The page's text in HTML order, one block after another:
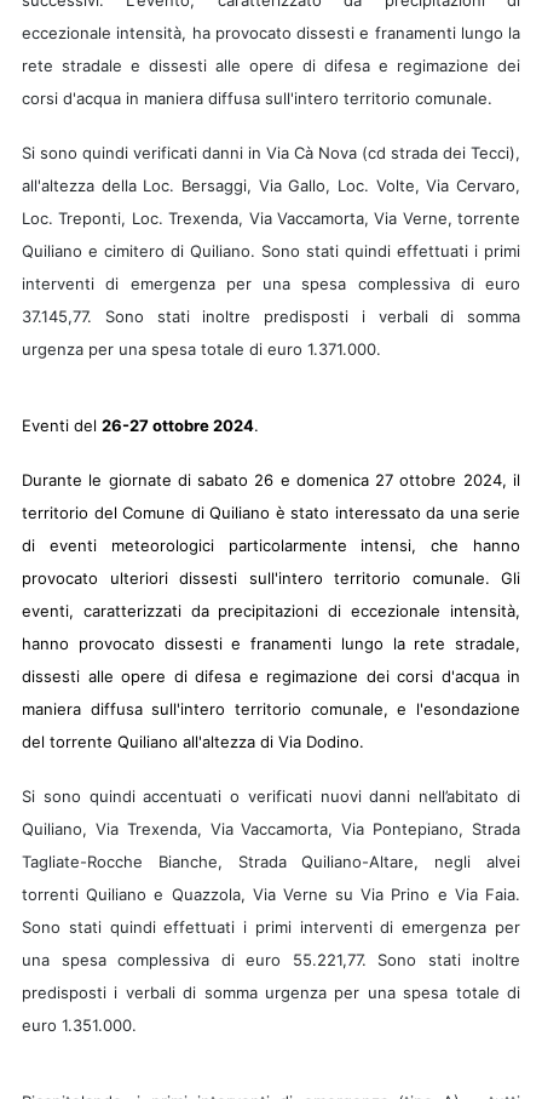
eccezionale intensità, ha provocato dissesti e franamenti lungo la
rete stradale e dissesti alle opere di difesa e regimazione dei
corsi d'acqua in maniera diffusa sull'intero territorio comunale.
Si sono quindi verificati danni in Via Cà Nova (cd strada dei Tecci),
all'altezza della Loc. Bersaggi, Via Gallo, Loc. Volte, Via Cervaro,
Loc. Treponti, Loc. Trexenda, Via Vaccamorta, Via Verne, torrente
Quiliano e cimitero di Quiliano. Sono stati quindi effettuati i primi
interventi di emergenza per una spesa complessiva di euro
37.145,77. Sono stati inoltre predisposti i verbali di somma
urgenza per una spesa totale di euro 1.371.000.
Eventi del 26-27 ottobre 2024.
Durante le giornate di sabato 26 e domenica 27 ottobre 2024, il
territorio del Comune di Quiliano è stato interessato da una serie
di eventi meteorologici particolarmente intensi, che hanno
provocato ulteriori dissesti sull'intero territorio comunale. Gli
eventi, caratterizzati da precipitazioni di eccezionale intensità,
hanno provocato dissesti e franamenti lungo la rete stradale,
dissesti alle opere di difesa e regimazione dei corsi d'acqua in
maniera diffusa sull'intero territorio comunale, e l'esondazione
del torrente Quiliano all'altezza di Via Dodino.
Si sono quindi accentuati o verificati nuovi danni nell’abitato di
Quiliano, Via Trexenda, Via Vaccamorta, Via Pontepiano, Strada
Tagliate-Rocche Bianche, Strada Quiliano-Altare, negli alvei
torrenti Quiliano e Quazzola, Via Verne su Via Prino e Via Faia.
Sono stati quindi effettuati i primi interventi di emergenza per
una spesa complessiva di euro 55.221,77. Sono stati inoltre
predisposti i verbali di somma urgenza per una spesa totale di
euro 1.351.000.